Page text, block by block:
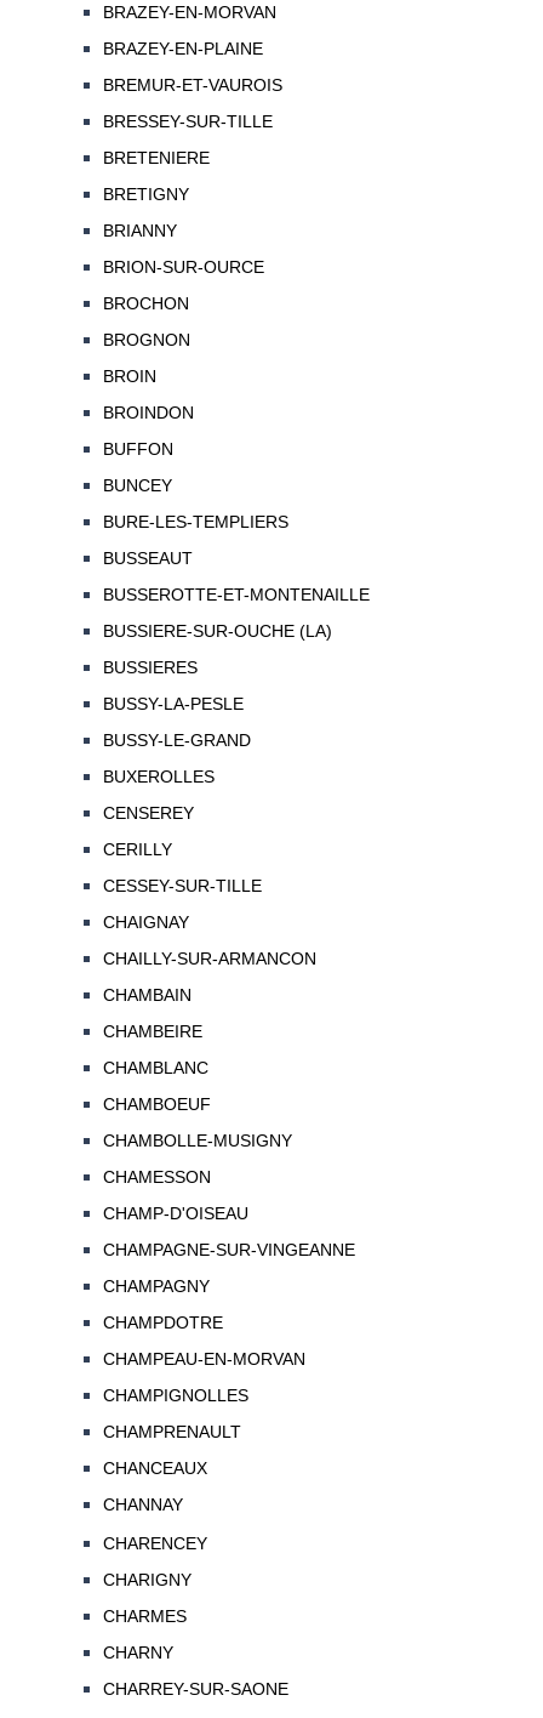
BRAZEY-EN-MORVAN
BRAZEY-EN-PLAINE
BREMUR-ET-VAUROIS
BRESSEY-SUR-TILLE
BRETENIERE
BRETIGNY
BRIANNY
BRION-SUR-OURCE
BROCHON
BROGNON
BROIN
BROINDON
BUFFON
BUNCEY
BURE-LES-TEMPLIERS
BUSSEAUT
BUSSEROTTE-ET-MONTENAILLE
BUSSIERE-SUR-OUCHE (LA)
BUSSIERES
BUSSY-LA-PESLE
BUSSY-LE-GRAND
BUXEROLLES
CENSEREY
CERILLY
CESSEY-SUR-TILLE
CHAIGNAY
CHAILLY-SUR-ARMANCON
CHAMBAIN
CHAMBEIRE
CHAMBLANC
CHAMBOEUF
CHAMBOLLE-MUSIGNY
CHAMESSON
CHAMP-D'OISEAU
CHAMPAGNE-SUR-VINGEANNE
CHAMPAGNY
CHAMPDOTRE
CHAMPEAU-EN-MORVAN
CHAMPIGNOLLES
CHAMPRENAULT
CHANCEAUX
CHANNAY
CHARENCEY
CHARIGNY
CHARMES
CHARNY
CHARREY-SUR-SAONE